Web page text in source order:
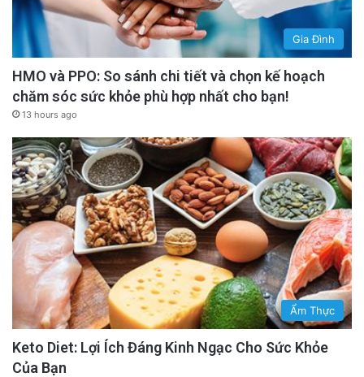
Gia Đình
HMO và PPO: So sánh chi tiết và chọn kế hoạch
chăm sóc sức khỏe phù hợp nhất cho bạn!
13 hours ago
Ẩm Thực
Keto Diet: Lợi Ích Đáng Kinh Ngạc Cho Sức Khỏe
Của Bạn